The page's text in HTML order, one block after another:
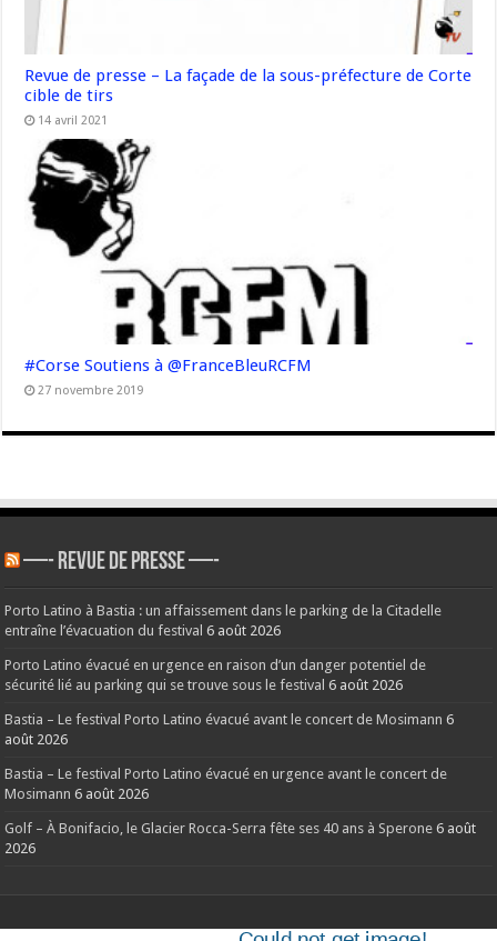
Revue de presse – La façade de la sous-préfecture de Corte
cible de tirs
14 avril 2021
#Corse Soutiens à @FranceBleuRCFM
27 novembre 2019
—- REVUE DE PRESSE —-
Porto Latino à Bastia : un affaissement dans le parking de la Citadelle
entraîne l’évacuation du festival 6 août 2026
Porto Latino évacué en urgence en raison d’un danger potentiel de
sécurité lié au parking qui se trouve sous le festival 6 août 2026
Bastia – Le festival Porto Latino évacué avant le concert de Mosimann 6
août 2026
Bastia – Le festival Porto Latino évacué en urgence avant le concert de
Mosimann 6 août 2026
Golf – À Bonifacio, le Glacier Rocca-Serra fête ses 40 ans à Sperone 6 août
2026